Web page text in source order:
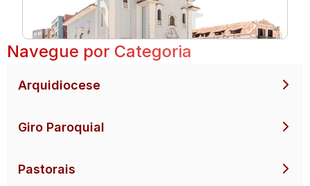
Navegue por Categoria
Arquidiocese
Giro Paroquial
Pastorais